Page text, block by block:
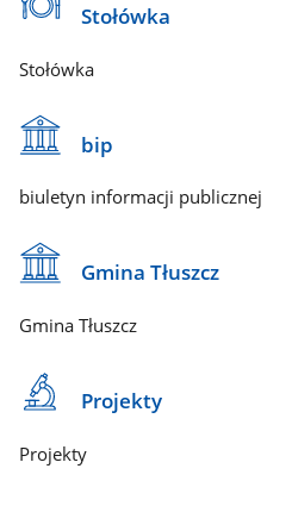
Stołówka
Stołówka
bip
biuletyn informacji publicznej
Gmina Tłuszcz
Gmina Tłuszcz
Projekty
Projekty